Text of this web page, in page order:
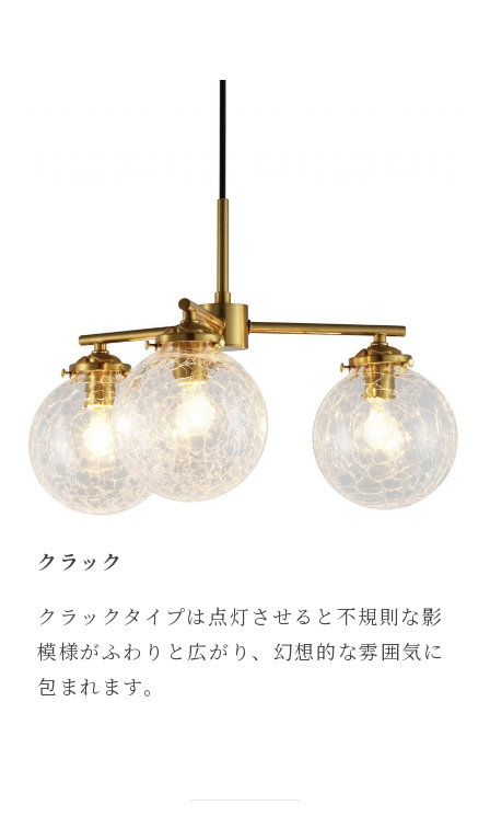
クラック
クラックタイプは点灯させると不規則な影
模様がふわりと広がり、幻想的な雰囲気に
包まれます。